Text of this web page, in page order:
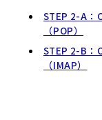
STEP 2-A：Outlook メールのパスワード変更手順
（POP）
STEP 2-B：Outlook メールのパスワード変更手順
（IMAP）